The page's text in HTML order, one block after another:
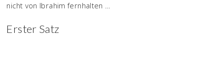
nicht von Ibrahim fernhalten …
Erster Satz